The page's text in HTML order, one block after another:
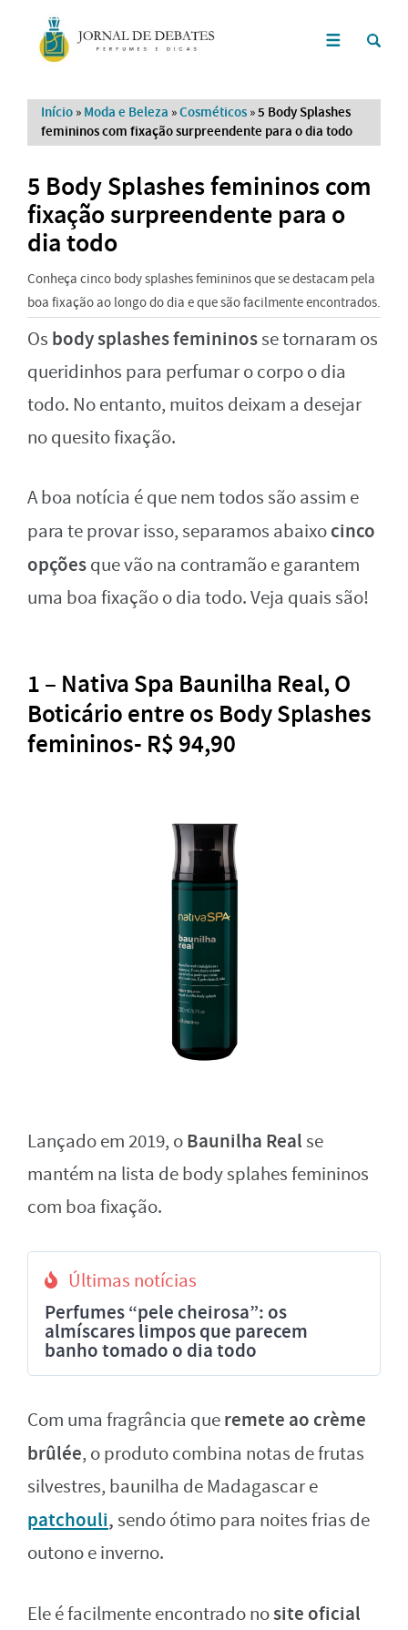
Início » Moda e Beleza »Cosméticos »5 Body Splashes
femininos com fixação surpreendente para o dia todo
5 Body Splashes femininos com
fixação surpreendente para o
dia todo
Conheça cinco body splashes femininos que se destacam pela
boa fixação ao longo do dia e que são facilmente encontrados.
Os body splashes femininosse tornaram os
queridinhos para perfumar o corpo o dia
todo. No entanto, muitos deixam a desejar
no quesito fixação.
A boa notícia é que nem todos são assim e
para te provar isso, separamos abaixocinco
opçõesque vão na contramão e garantem
uma boa fixação o dia todo. Veja quais são!
1 – Nativa Spa Baunilha Real, O
Boticário entre os Body Splashes
femininos- R$ 94,90
Lançado em 2019, oBaunilha Realse
mantém na lista de body splahes femininos
com boa fixação.
Últimas notícias
Perfumes “pele cheirosa”: os
almíscares limpos que parecem
banho tomado o dia todo
Com uma fragrância queremete ao crème
brûlée, o produto combina notas de frutas
silvestres, baunilha de Madagascar e
patchouli,sendo ótimo para noites frias de
outono e inverno.
Ele é facilmente encontrado nosite oficial